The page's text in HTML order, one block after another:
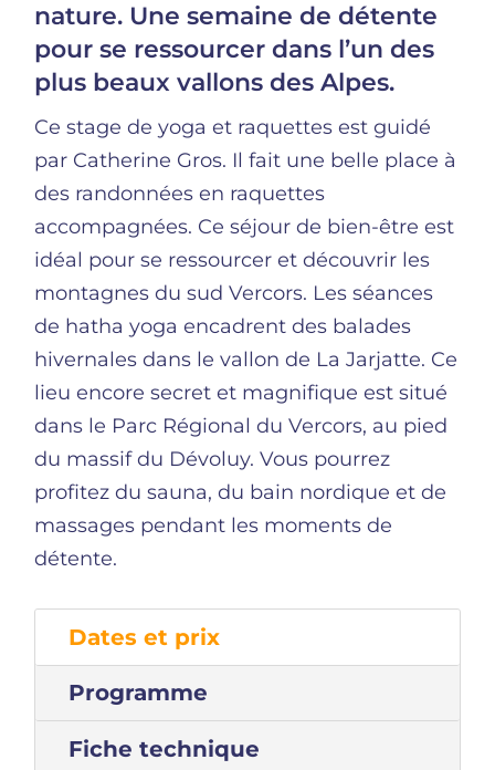
nature. Une semaine de détente
pour se ressourcer dans l’un des
plus beaux vallons des Alpes.
Ce stage de yoga et raquettes est guidé
par Catherine Gros. Il fait une belle place à
des randonnées en raquettes
accompagnées. Ce séjour de bien-être est
idéal pour se ressourcer et découvrir les
montagnes du sud Vercors. Les séances
de hatha yoga encadrent des balades
hivernales dans le vallon de La Jarjatte. Ce
lieu encore secret et magnifique est situé
dans le Parc Régional du Vercors, au pied
du massif du Dévoluy. Vous pourrez
profitez du sauna, du bain nordique et de
massages pendant les moments de
détente.
Dates et prix
Programme
Fiche technique